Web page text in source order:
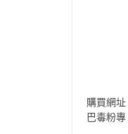
購買網址
巴毒粉專